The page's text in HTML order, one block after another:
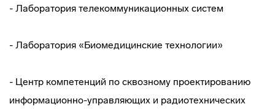
- Лаборатория телекоммуникационных систем
- Лаборатория «Биомедицинские технологии»
- Центр компетенций по сквозному проектированию
информационно-управляющих и радиотехнических